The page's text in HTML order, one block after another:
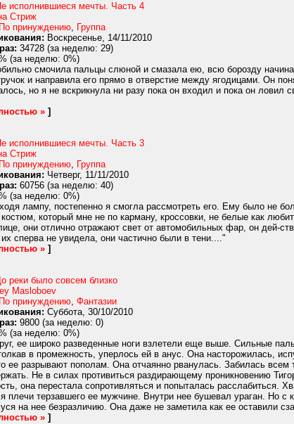
исполнившиеся мечты. Часть 4
Стриж
По принуждению, Группа
Воскресенье, 14/11/2010
34728 (за неделю: 29)
(за неделю: 0%)
смочила пальцы слюной и смазала ею, всю борозду
и направила его прямо в отверстие между ягодицами. Он
но я не вскрикнула ни разу пока он входил и пока он ловил
» ]
исполнившиеся мечты. Часть 3
Стриж
По принуждению, Группа
Четверг, 11/11/2010
60756 (за неделю: 40)
(за неделю: 0%)
лампу, постепенно я смогла рассмотреть его. Ему было не
который мне не по карману, кроссовки, не белые как
они отлично отражают свет от автомобильных фар, он дей-
их сперва не увидела, они частично были в тени...."
» ]
реки было совсем близко
Masloboev
По принуждению, Фантазии
Суббота, 30/10/2010
9800 (за неделю: 0)
(за неделю: 0%)
ее широко разведенные ноги взлетели еще выше. Сильные
в промежность, уперлось ей в анус. Она насторожилась,
ее разрывают пополам. Она отчаянно рванулась. Забилась
Не в силах противиться раздирающему проникновению
она перестала сопротивляться и попыталась расслабиться.
плечи терзавшего ее мужчине. Внутри нее бушевал ураган. Но
на нее безразличию. Она даже не заметила как ее оставили
» ]